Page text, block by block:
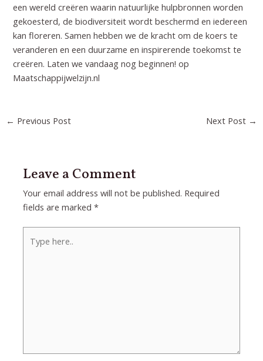
een wereld creëren waarin natuurlijke hulpbronnen worden
gekoesterd, de biodiversiteit wordt beschermd en iedereen
kan floreren. Samen hebben we de kracht om de koers te
veranderen en een duurzame en inspirerende toekomst te
creëren. Laten we vandaag nog beginnen! op
Maatschappijwelzijn.nl
Post
← Previous Post Next Post →
Leave a Comment
Your email address will not be published. Required
fields are marked*
here..